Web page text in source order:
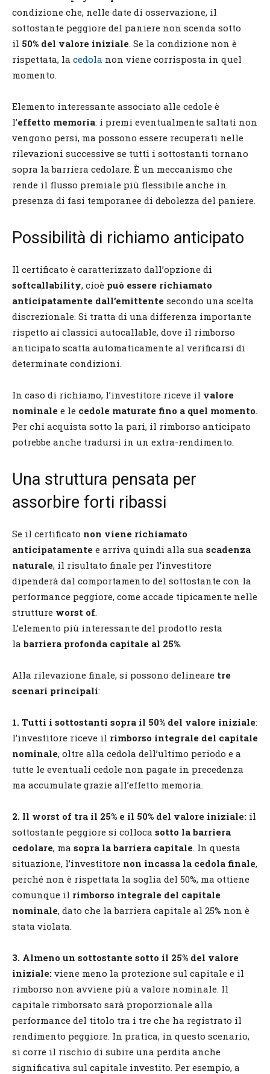
condizione che, nelle date di osservazione, il
sottostante peggiore del paniere non scenda sotto
il 50% del valore iniziale. Se la condizione non è
rispettata, la cedola non viene corrisposta in quel
momento.
Elemento interessante associato alle cedole è
l’effetto memoria: i premi eventualmente saltati non
vengono persi, ma possono essere recuperati nelle
rilevazioni successive se tutti i sottostanti tornano
sopra la barriera cedolare. È un meccanismo che
rende il flusso premiale più flessibile anche in
presenza di fasi temporanee di debolezza del paniere.
Possibilità di richiamo anticipato
Il certificato è caratterizzato dall’opzione di
softcallability, cioè può essere richiamato
anticipatamente dall’emittente secondo una scelta
discrezionale. Si tratta di una differenza importante
rispetto ai classici autocallable, dove il rimborso
anticipato scatta automaticamente al verificarsi di
determinate condizioni.
In caso di richiamo, l’investitore riceve il valore
nominale e le cedole maturate fino a quel momento.
Per chi acquista sotto la pari, il rimborso anticipato
potrebbe anche tradursi in un extra-rendimento.
Una struttura pensata per
assorbire forti ribassi
Se il certificato non viene richiamato
anticipatamente e arriva quindi alla sua scadenza
naturale, il risultato finale per l’investitore
dipenderà dal comportamento del sottostante con la
performance peggiore, come accade tipicamente nelle
strutture worst of.
L’elemento più interessante del prodotto resta
labarriera profonda capitale al 25%.
Alla rilevazione finale, si possono delineare tre
scenari principali:
1. Tutti i sottostanti sopra il 50% del valore iniziale:
l’investitore riceve il rimborso integrale del capitale
nominale, oltre alla cedola dell’ultimo periodo e a
tutte le eventuali cedole non pagate in precedenza
ma accumulate grazie all’effetto memoria.
2. Il worst of tra il 25% e il 50% del valore iniziale: il
sottostante peggiore si colloca sotto la barriera
cedolare, ma sopra la barriera capitale. In questa
situazione, l’investitore non incassa la cedola finale,
perché non è rispettata la soglia del 50%, ma ottiene
comunque il rimborso integrale del capitale
nominale, dato che la barriera capitale al 25% non è
stata violata.
3. Almeno un sottostante sotto il 25% del valore
iniziale: viene meno la protezione sul capitale e il
rimborso non avviene più a valore nominale. Il
capitale rimborsato sarà proporzionale alla
performance del titolo tra i tre che ha registrato il
rendimento peggiore. In pratica, in questo scenario,
si corre il rischio di subire una perdita anche
significativa sul capitale investito. Per esempio, a